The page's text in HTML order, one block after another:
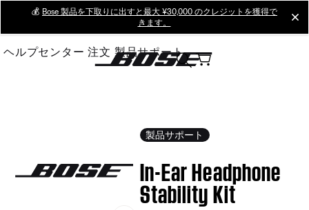
Main
💰 Bose 製品を下取りに出すと最大 ¥30,000 のクレジットを獲得で
きます。
ヘルプセンター 注文 製品サポート
製品サポート
In-Ear Headphone
Stability Kit